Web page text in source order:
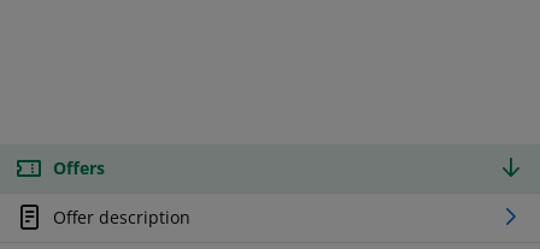
Offers
Offer description